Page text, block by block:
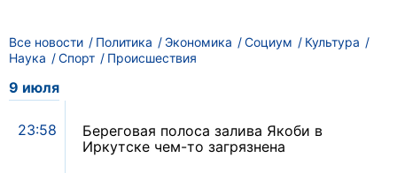
Все новости Политика Экономика Социум
Культура
Наука
Спорт Происшествия
9 июля
23:58
Береговая полоса залива Якоби в
Иркутске чем-то загрязнена